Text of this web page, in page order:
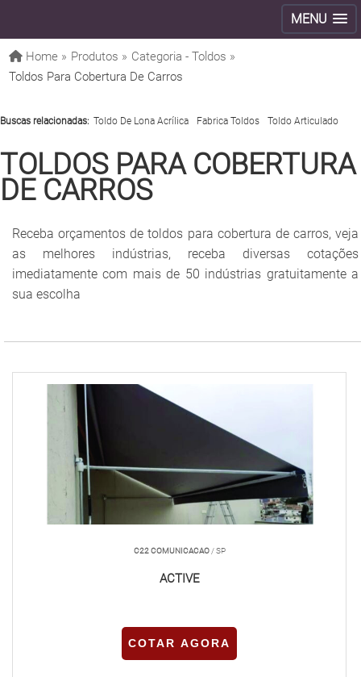
MENU
Home » Produtos » Categoria - Toldos »
Toldos Para Cobertura De Carros
Buscas relacionadas: Toldo De Lona Acrílica Fabrica Toldos Toldo Articulado
TOLDOS PARA COBERTURA
DE CARROS
Receba orçamentos de toldos para cobertura de carros, veja
as melhores indústrias, receba diversas cotações
imediatamente com mais de 50 indústrias gratuitamente a
sua escolha
C22 COMUNICACAO/ SP
ACTIVE
COTAR AGORA